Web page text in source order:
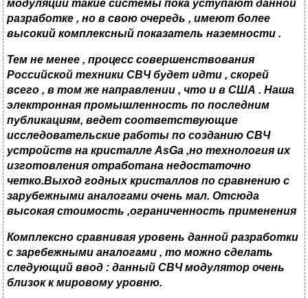
модуляции такие системы пока уступают данной
разработке , но в свою очередь , имеют более
высокий комплексный показатель наземности .
Тем не менее , процесс совершенствования
Российской техники СВЧ будет идти , скорей
всего , в том же направлении , что и в США . Наша
электронная промышленность по последним
публикациям, ведет соответствующие
исследовательские работы по созданию СВЧ
устройств на кристалле AsGa ,но технология их
изготовления отработана недостаточно
четко.Выход годных кристаллов по сравнению с
зарубежными аналогами очень мал. Отсюда
высокая стоимость ,ограниченность применения
Комплексно сравнивая уровень данной разработки
с заребежными аналогами , то можно сделать
следующий ввод : данный СВЧ модулятор очень
близок к мировому уровню.